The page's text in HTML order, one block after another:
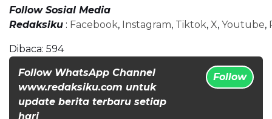
Follow Sosial Media
Redaksiku : Facebook, Instagram, Tiktok, X, Youtube,
Dibaca: 594
Follow WhatsApp Channel
www.redaksiku.com untuk
update berita terbaru setiap
hari
Follow